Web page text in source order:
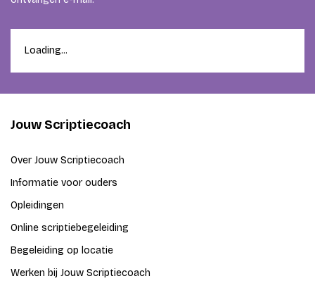
Loading...
Jouw Scriptiecoach
Over Jouw Scriptiecoach
Informatie voor ouders
Opleidingen
Online scriptiebegeleiding
Begeleiding op locatie
Werken bij Jouw Scriptiecoach